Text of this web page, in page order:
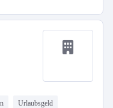
Urlaubsgeld